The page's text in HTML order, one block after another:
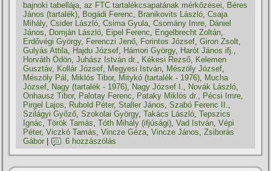
bajnoki tabellája,az FTC tartalékcsapatának mérkőzései, Béres
János (tartalék), Bogádi Ferenc, Branikovits László,Csaja
Mihály,Csider László,Csima Gyula,Csomány Imre, Dániel
János, Domján László, Eipel Ferenc, Engelbrecht Zoltán,
Erdővégi György, Ferenczi Jenő, Forintos József,Giron Zsolt,
Gulyás Attila, Hajdu József, Hámori György, Harót János ifj.,
Horváth Ödön,Juhász István dr., Kékesi Rezső, Kelemen
Gusztáv, Kollár József, Megyesi István, Mészöly József,
Mészöly Pál , Miklós Tibor, Mitykó (tartalék - 1976), Mucha
József, Nagy (tartalék - 1976), Nagy József I., Novák László,
Onhausz Tibor, Palotay Ferenc, Pataky Miklós dr., Pécsi Imre,
Pirgel Lajos, Rubold Péter,Staller János,Szabó Ferenc II.,
Szilágyi Győző,Szokolai György,Takács László,Tepszics
Ignác,Török Tamás,Tóth Mihály (ifjúsági),Vad István,Vépi
Péter,Viczkó Tamás,Vincze Géza,Vincze János,Zsiborás
Gábor
6 hozzászólás